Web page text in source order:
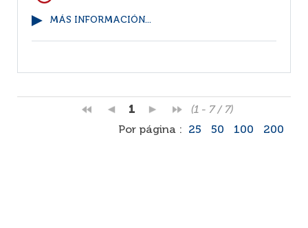
MÁS INFORMACIÓN...
1
(1 - 7 / 7)
Por página :
25 50 100 200